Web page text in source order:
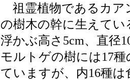
祖霊植物であるカア
の樹木の幹に生えて
浮かぶ高さ5cm、直径
モルトゲの樹には17
ていますが、内16種